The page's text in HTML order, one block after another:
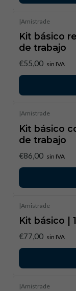
|Amistrade
Kit básico
de trabajo
€55,00 sin IVA
|Amistrade
Kit básico
de trabajo
€86,00 sin IVA
|Amistrade
Kit básico |
€77,00 sin IVA
|Amistrade